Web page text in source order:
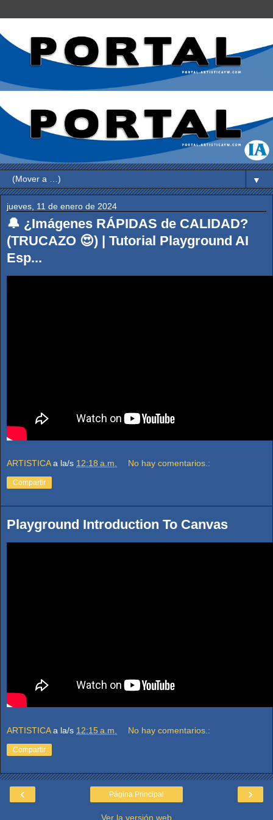
▼
jueves, 11 de enero de 2024
🔔 ¿Imágenes RÁPIDAS de CALIDAD?
(TRUCAZO 😍) | Tutorial Playground AI
Esp...
ARTISTICA a la/s 12:18 a.m. No hay comentarios.:
Compartir
Playground Introduction To Canvas
ARTISTICA a la/s 12:15 a.m. No hay comentarios.:
Compartir
‹ ›
Página Principal
Ver la versión web